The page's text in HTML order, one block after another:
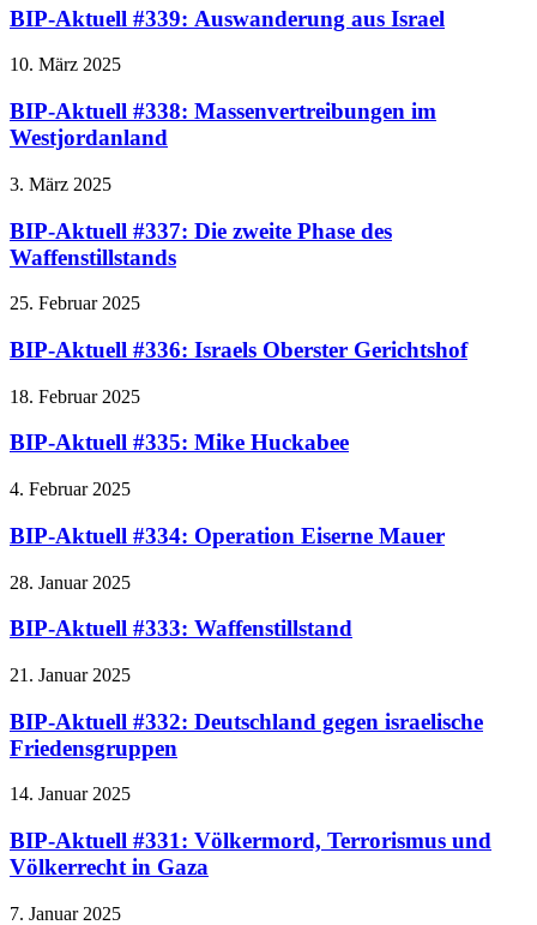
BIP-Aktuell #339: Auswanderung aus Israel
10. März 2025
BIP-Aktuell #338: Massenvertreibungen im
Westjordanland
3. März 2025
BIP-Aktuell #337: Die zweite Phase des
Waffenstillstands
25. Februar 2025
BIP-Aktuell #336: Israels Oberster Gerichtshof
18. Februar 2025
BIP-Aktuell #335: Mike Huckabee
4. Februar 2025
BIP-Aktuell #334: Operation Eiserne Mauer
28. Januar 2025
BIP-Aktuell #333: Waffenstillstand
21. Januar 2025
BIP-Aktuell #332: Deutschland gegen israelische
Friedensgruppen
14. Januar 2025
BIP-Aktuell #331: Völkermord, Terrorismus und
Völkerrecht in Gaza
7. Januar 2025